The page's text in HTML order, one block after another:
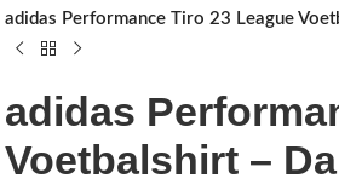
adidas Performance Tiro 23 League
adidas
Voetbalshirt –